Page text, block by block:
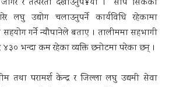
र तत्परता देखाउनुप¥यो ।” सीप सिकेका
लघु उद्योग चलाउनुपर्ने कार्यविधि रहेकामा
गर्ने न्यौपानेले बताए । तालीममा सहभागी
भन्दा कम रहेका व्यक्ति छनोटमा परेका छन् ।
तथा परामर्श केन्द्र र जिल्ला लघु उद्यमी सेवा